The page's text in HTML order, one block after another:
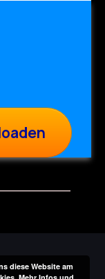
diese Website am